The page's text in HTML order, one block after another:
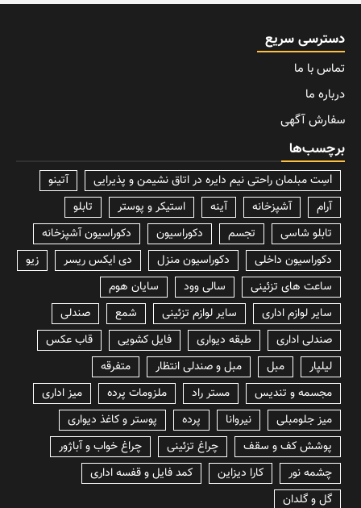
دسترسی سریع
تماس با ما
درباره ما
سفارش آگهی
برچسب‌ها
lسِت مبلمان راحتی نیم دایره در اتاق نشیمن و پذیرایی
آتینو
آرام
آشپزخانه آینه استیکر و پوستر
تابلو
تابلو شاسی
تجسم دکوراسیون
دکوراسیون آشپزخانه
دکوراسیون داخلی
دکوراسیون منزل دی ایکس ریسر
زیو
ساعت های تزئینی
سالی وود
سایان هوم
سایر لوازم اداری
سایر لوازم تزئینی شمع
صندلی
صندلی اداری
طبقه دیواری فایل کشویی
قاب عکس
لیلپار
مبل مبل و صندلی انتظار
متفرقه
مجسمه و تندیس
مستر راد ملزومات پرده
میز اداری
میز جلومبلی
نیروانا پرده
پوستر و کاغذ دیواری
پوشش کف و سقف
چراغ تزئینی
چراغ خواب و آباژور
چشمه نور
کارا دیزاین
کمد فایل و قفسه اداری
گل و گلدان